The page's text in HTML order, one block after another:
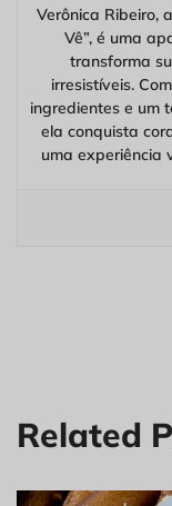
Verônica Ribeiro,
Vê”, é uma
transforma
irresistíveis.
ingredientes e um
ela conquista
uma experiência
Related